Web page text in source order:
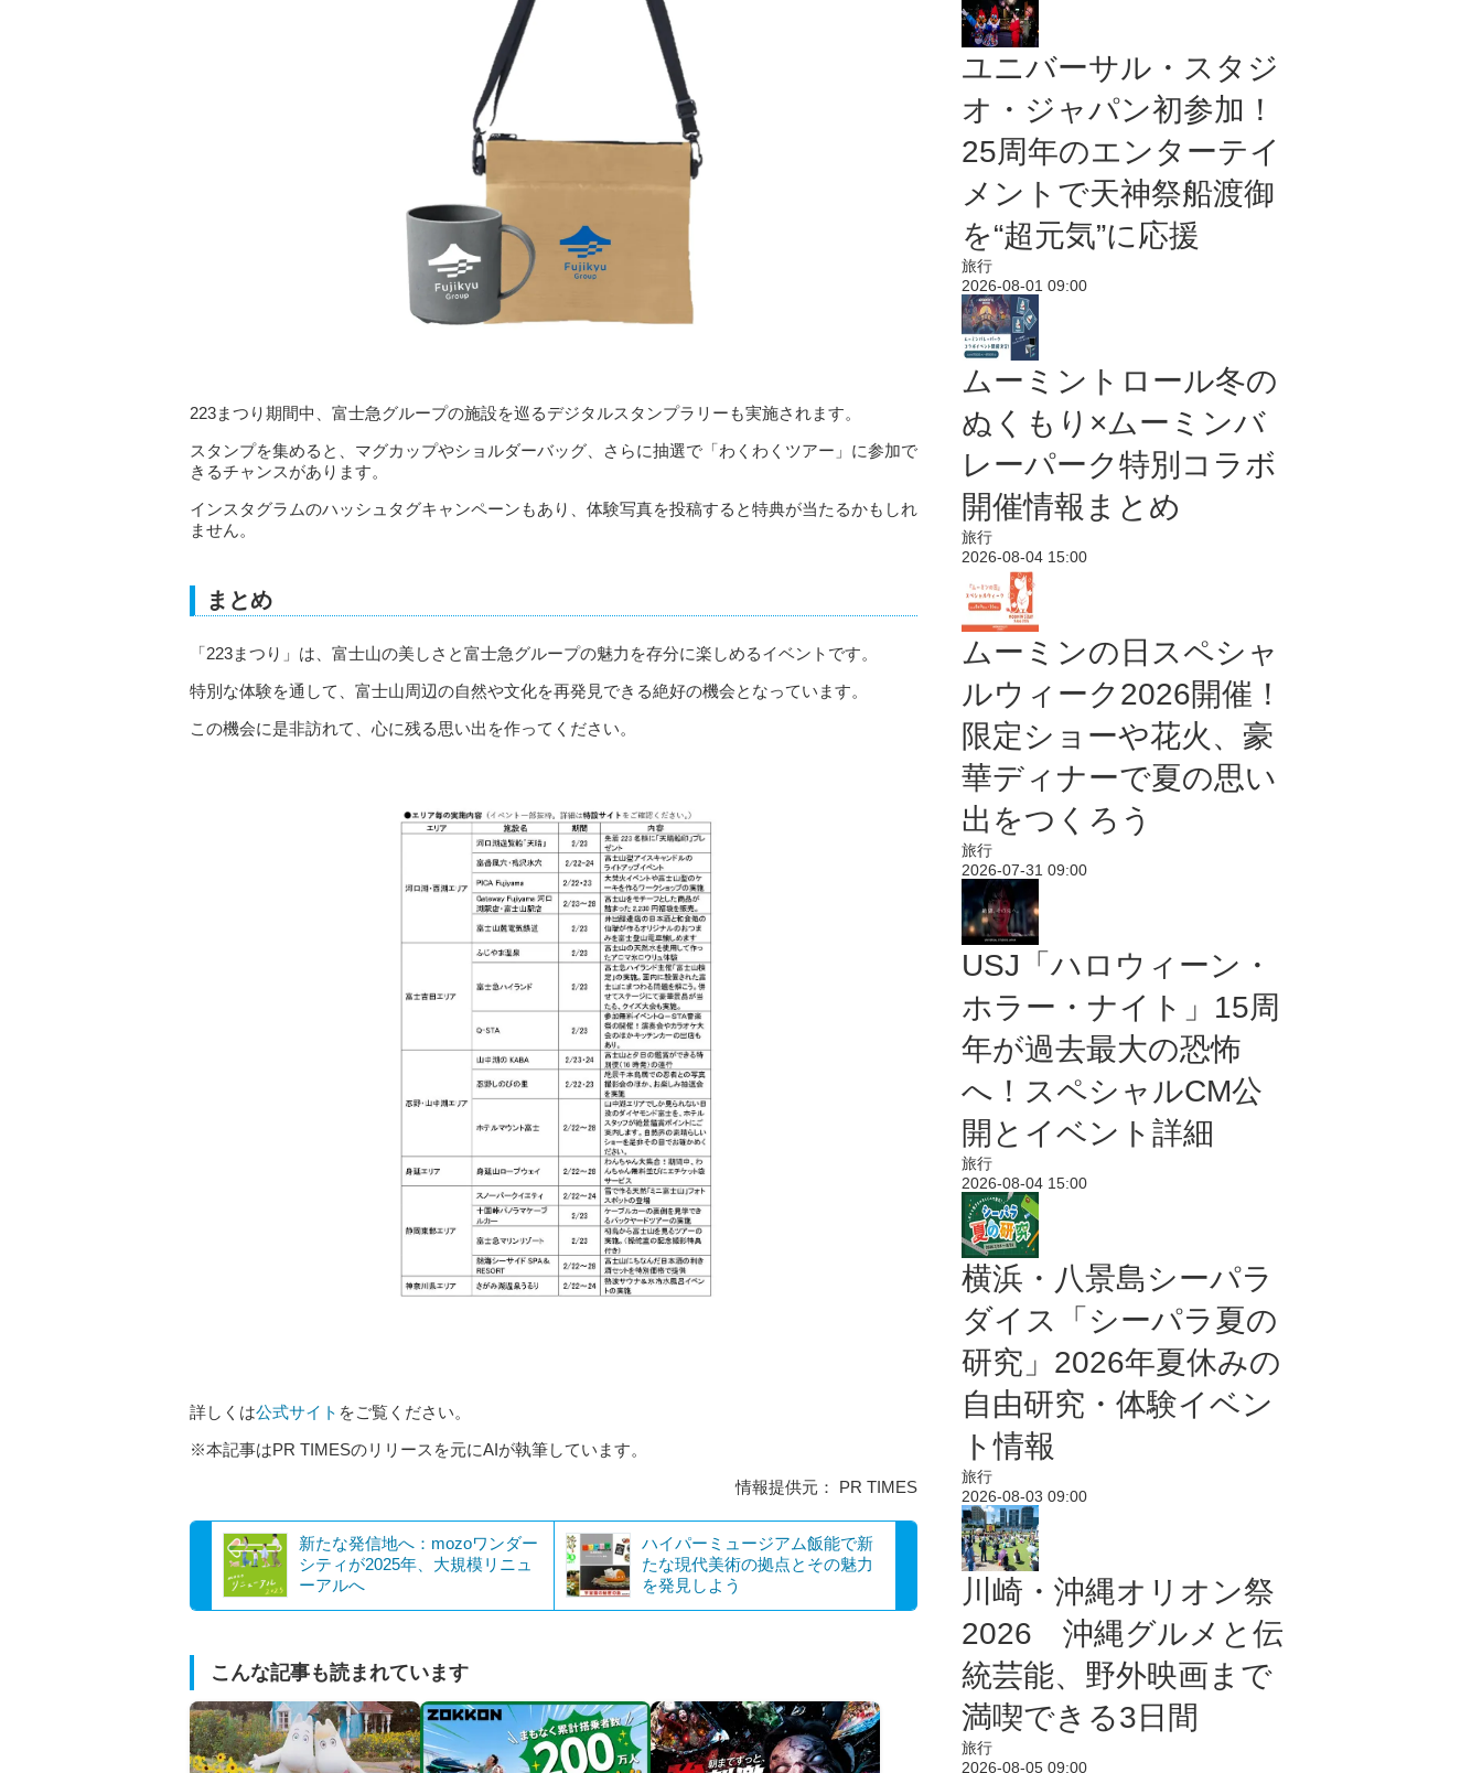
223まつり期間中、富士急グループの施設を巡るデジタルスタンプラリーも実施されます。
スタンプを集めると、マグカップやショルダーバッグ、さらに抽選で「わくわくツアー」に参加で
きるチャンスがあります。
インスタグラムのハッシュタグキャンペーンもあり、体験写真を投稿すると特典が当たるかもしれ
ません。
まとめ
「223まつり」は、富士山の美しさと富士急グループの魅力を存分に楽しめるイベントです。
特別な体験を通して、富士山周辺の自然や文化を再発見できる絶好の機会となっています。
この機会に是非訪れて、心に残る思い出を作ってください。
詳しくは公式サイト をご覧ください。
※本記事はPR TIMESのリリースを元にAIが執筆しています。
情報提供元： PR TIMES
新たな発信地へ：mozoワンダー
シティが2025年、大規模リニュ
ーアルへ
ハイパーミュージアム飯能で新
たな現代美術の拠点とその魅力
を発見しよう
こんな記事も読まれています
ユニバーサル・スタジ
オ・ジャパン初参加！
25周年のエンターテイ
メントで天神祭船渡御
を“超元気”に応援
旅行
2026-08-01 09:00
ムーミントロール冬の
ぬくもり×ムーミンバ
レーパーク特別コラボ
開催情報まとめ
旅行
2026-08-04 15:00
ムーミンの日スペシャ
ルウィーク2026開催！
限定ショーや花火、豪
華ディナーで夏の思い
出をつくろう
旅行
2026-07-31 09:00
USJ「ハロウィーン・
ホラー・ナイト」15周
年が過去最大の恐怖
へ！スペシャルCM公
開とイベント詳細
旅行
2026-08-04 15:00
横浜・八景島シーパラ
ダイス「シーパラ夏の
研究」2026年夏休みの
自由研究・体験イベン
ト情報
旅行
2026-08-03 09:00
川崎・沖縄オリオン祭
2026 沖縄グルメと伝
統芸能、野外映画まで
満喫できる3日間
旅行
2026-08-05 09:00